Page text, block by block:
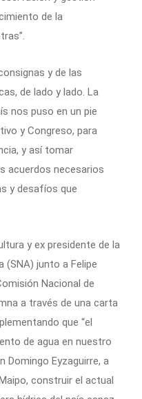
de la
y de las
de lado y lado. La
nos puso en un pie
y Congreso, para
y así tomar
acuerdos necesarios
y desafíos que
y ex presidente de la
(SNA) junto a Felipe
Nacional de
a través de una carta
que “el
de agua en nuestro
Domingo Eyzaguirre, a
construir el actual